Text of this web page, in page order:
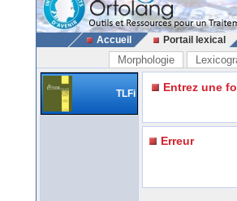
Accueil Portail lexical
Morphologie
TLFi Entrez une
Erreur